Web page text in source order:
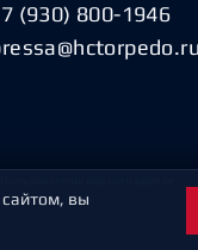
(930) 800-1946
сайтом, вы